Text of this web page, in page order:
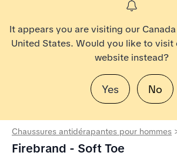
It appears you are visiting our
United States. Would you like to visit
website instead?
Yes No
Chaussures antidérapantes pour hommes
Firebrand - Soft Toe